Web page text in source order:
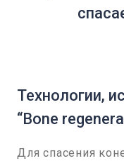
Технологии,
“Bone
Для спасения